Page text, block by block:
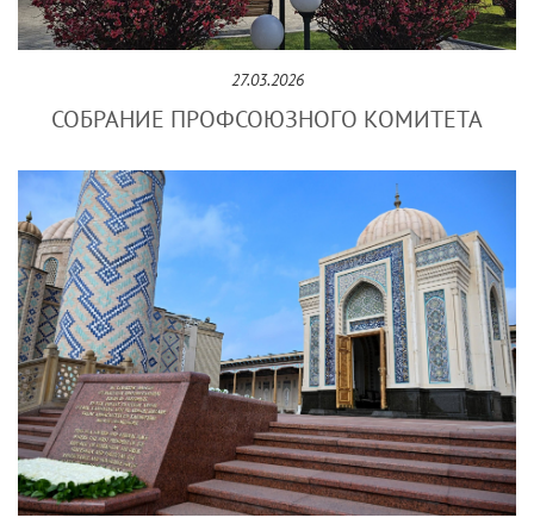
27.03.2026
СОБРАНИЕ ПРОФСОЮЗНОГО КОМИТЕТА